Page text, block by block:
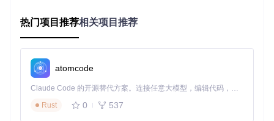
快速上手：生成你的第一张动漫图像
热门项目推荐相关项目推荐
atomcode
Claude Code 的开源替代方案。连接任意大模型，编辑代码，运行命令，自动验证 — 全自动执行。用 Rust 构建，极致性能。 ｜ An open-source alternative to Claude Code. Connect any LLM, edit code, run commands, and verify changes — autonomously. Built in Rust for speed. Get Started
Rust
0 537